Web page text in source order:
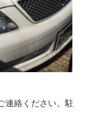
連絡ください。駐